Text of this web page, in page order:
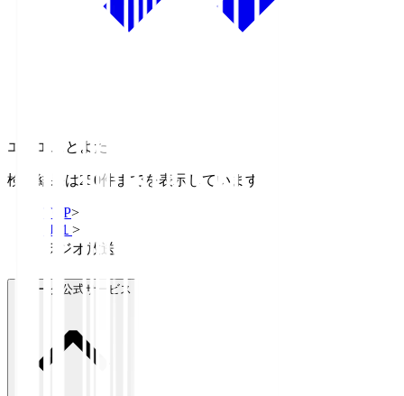
エフエムとよた
検索結果は250件までを表示しています
TOP>
Ｊ１ >
ラジオ放送
Ｊリーグ公式サービス